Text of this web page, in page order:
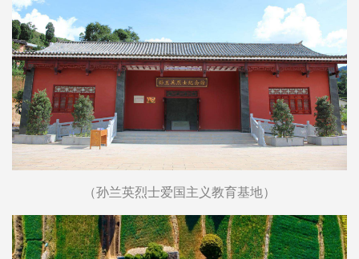
（孙兰英烈士爱国主义教育基地）